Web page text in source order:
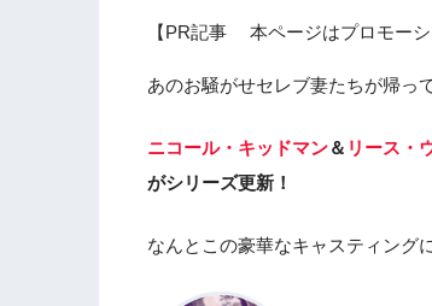
【PR記事 本ページはプロモーシ
あのお騒がせセレブ妻たちが帰っ
ニコール・キッドマン＆ リース・
がシリーズ更新！
なんとこの豪華なキャスティング